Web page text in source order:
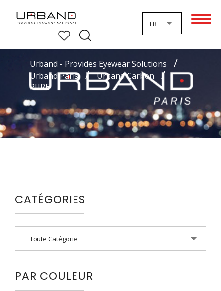
FR
Urband - Provides Eyewear Solutions
Urband Paris
Urband Carbon
CATÉGORIES
Toute Catégorie
PAR COULEUR